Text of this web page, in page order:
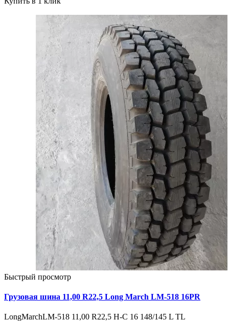
Быстрый просмотр
Грузовая шина 11,00 R22,5 Long March LM-518 16PR
LongMarchLM-518 11,00 R22,5 Н-С 16 148/145 L TL